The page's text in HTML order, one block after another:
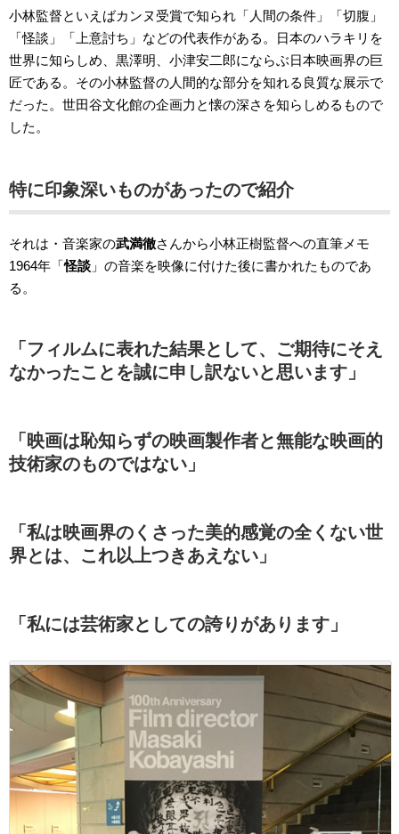
小林監督といえばカンヌ受賞で知られ「人間の条件」「切腹」
「怪談」「上意討ち」などの代表作がある。日本のハラキリを
世界に知らしめ、黒澤明、小津安二郎にならぶ日本映画界の巨
匠である。その小林監督の人間的な部分を知れる良質な展示で
だった。世田谷文化館の企画力と懐の深さを知らしめるもので
した。
特に印象深いものがあったので紹介
それは・音楽家の武満徹さんから小林正樹監督への直筆メモ
1964年「怪談 」の音楽を映像に付けた後に書かれたものであ
る。
「フィルムに表れた結果として、ご期待にそえ
なかったことを誠に申し訳ないと思います」
「映画は恥知らずの映画製作者と無能な映画的
技術家のものではない」
「私は映画界のくさった美的感覚の全くない世
界とは、これ以上つきあえない」
「私には芸術家としての誇りがあります」